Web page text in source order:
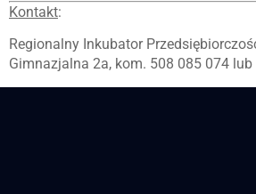
Kontakt:
Regionalny Inkubator
Gimnazjalna 2a, kom. 508 085 074